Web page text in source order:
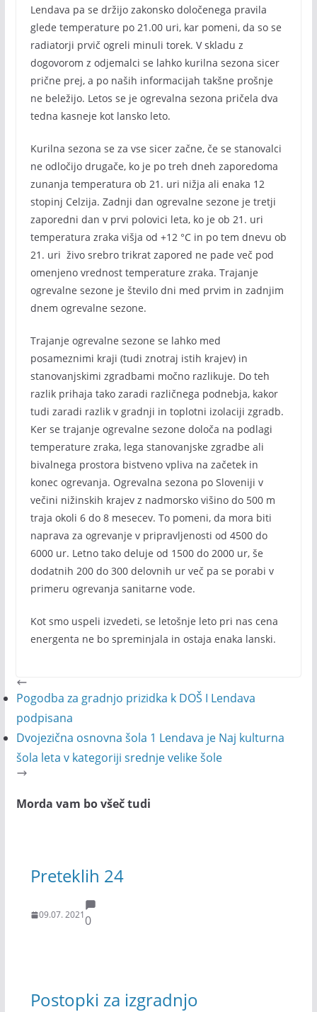
Lendava pa se držijo zakonsko določenega pravila
glede temperature po 21.00 uri, kar pomeni, da so se
radiatorji prvič ogreli minuli torek. V skladu z
dogovorom z odjemalci se lahko kurilna sezona sicer
prične prej, a po naših informacijah takšne prošnje
ne beležijo. Letos se je ogrevalna sezona pričela dva
tedna kasneje kot lansko leto.
Kurilna sezona se za vse sicer začne, če se stanovalci
ne odločijo drugače, ko je po treh dneh zaporedoma
zunanja temperatura ob 21. uri nižja ali enaka 12
stopinj Celzija. Zadnji dan ogrevalne sezone je tretji
zaporedni dan v prvi polovici leta, ko je ob 21. uri
temperatura zraka višja od +12 °C in po tem dnevu ob
21. uri živo srebro trikrat zapored ne pade več pod
omenjeno vrednost temperature zraka. Trajanje
ogrevalne sezone je število dni med prvim in zadnjim
dnem ogrevalne sezone.
Trajanje ogrevalne sezone se lahko med
posameznimi kraji (tudi znotraj istih krajev) in
stanovanjskimi zgradbami močno razlikuje. Do teh
razlik prihaja tako zaradi različnega podnebja, kakor
tudi zaradi razlik v gradnji in toplotni izolaciji zgradb.
Ker se trajanje ogrevalne sezone določa na podlagi
temperature zraka, lega stanovanjske zgradbe ali
bivalnega prostora bistveno vpliva na začetek in
konec ogrevanja. Ogrevalna sezona po Sloveniji v
večini nižinskih krajev z nadmorsko višino do 500 m
traja okoli 6 do 8 mesecev. To pomeni, da mora biti
naprava za ogrevanje v pripravljenosti od 4500 do
6000 ur. Letno tako deluje od 1500 do 2000 ur, še
dodatnih 200 do 300 delovnih ur več pa se porabi v
primeru ogrevanja sanitarne vode.
Kot smo uspeli izvedeti, se letošnje leto pri nas cena
energenta ne bo spreminjala in ostaja enaka lanski.
Pogodba za gradnjo prizidka k DOŠ I Lendava
podpisana
Dvojezična osnovna šola 1 Lendava je Naj kulturna
šola leta v kategoriji srednje velike šole
Morda vam bo všeč tudi
Preteklih 24
09.07. 20210
Postopki za izgradnjo